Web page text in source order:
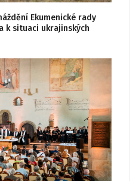
Ekumenické rady
k situaci ukrajinských